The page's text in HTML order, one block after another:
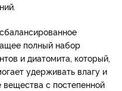
полный набор
и диатомита, который,
удерживать влагу и
с постепенной